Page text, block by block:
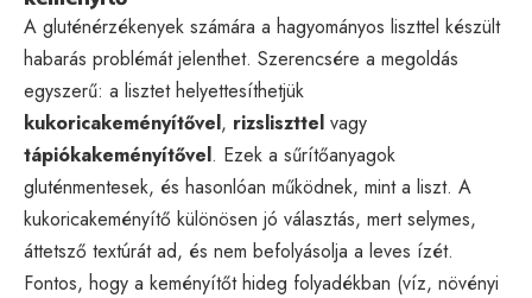
A gluténérzékenyek számára a hagyományos liszttel készült
habarás problémát jelenthet. Szerencsére a megoldás
egyszerű: a lisztet helyettesíthetjük
kukoricakeményítővel, rizsliszttel vagy
tápiókakeményítővel. Ezek a sűrítőanyagok
gluténmentesek, és hasonlóan működnek, mint a liszt. A
kukoricakeményítő különösen jó választás, mert selymes,
áttetsző textúrát ad, és nem befolyásolja a leves ízét.
Fontos, hogy a keményítőt hideg folyadékban (víz, növényi